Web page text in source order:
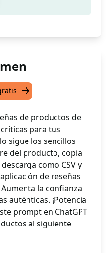
de productos de
para tus
sigue los sencillos
del producto, copia
como CSV y
de reseñas
la confianza
auténticas. ¡Potencia
prompt en ChatGPT
al siguiente